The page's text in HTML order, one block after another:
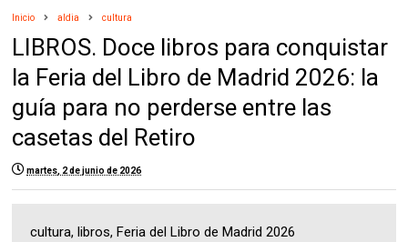
Inicio aldia cultura
LIBROS. Doce libros para conquistar
la Feria del Libro de Madrid 2026: la
guía para no perderse entre las
casetas del Retiro
martes, 2 de junio de 2026
cultura, libros, Feria del Libro de Madrid 2026